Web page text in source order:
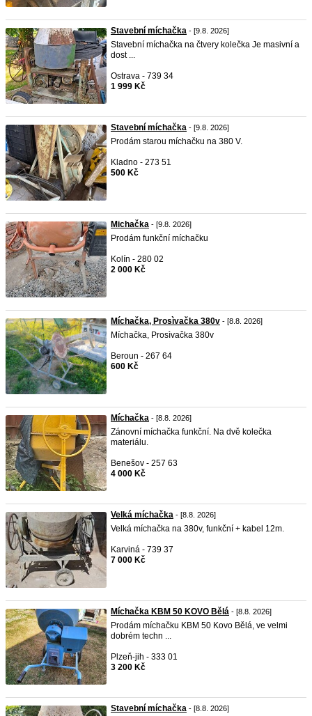
Stavební míchačka - [9.8. 2026]
Stavební míchačka na čtvery kolečka Je masivní a
dost ...
Ostrava - 739 34
1 999 Kč
Stavební míchačka - [9.8. 2026]
Prodám starou míchačku na 380 V.
Kladno - 273 51
500 Kč
Michačka - [9.8. 2026]
Prodám funkční míchačku
Kolín - 280 02
2 000 Kč
Míchačka, Prosìvačka 380v - [8.8. 2026]
Míchačka, Prosìvačka 380v
Beroun - 267 64
600 Kč
Míchačka - [8.8. 2026]
Zánovní míchačka funkční. Na dvě kolečka
materiálu.
Benešov - 257 63
4 000 Kč
Velká míchačka - [8.8. 2026]
Velká míchačka na 380v, funkční + kabel 12m.
Karviná - 739 37
7 000 Kč
Míchačka KBM 50 KOVO Bělá - [8.8. 2026]
Prodám míchačku KBM 50 Kovo Bělá, ve velmi
dobrém techn ...
Plzeň-jih - 333 01
3 200 Kč
Stavební míchačka - [8.8. 2026]